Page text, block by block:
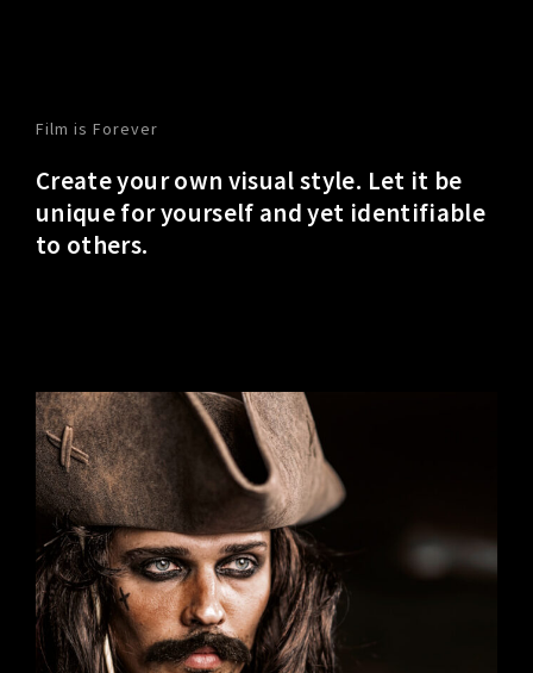
Film is Forever
Create your own visual style. Let it be
unique for yourself and yet identifiable
to others.